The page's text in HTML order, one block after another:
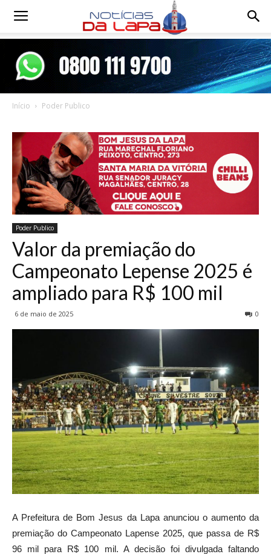
Notícias
Início Poder Publico
Poder Publico
Valor da premiação do
Campeonato Lepense 2025 é
ampliado para R$ 100 mil
6 de maio de 2025 0
A Prefeitura de Bom Jesus da Lapa anunciou o aumento da
premiação do Campeonato Lapense 2025, que passa de R$
96 mil para R$ 100 mil. A decisão foi divulgada faltando